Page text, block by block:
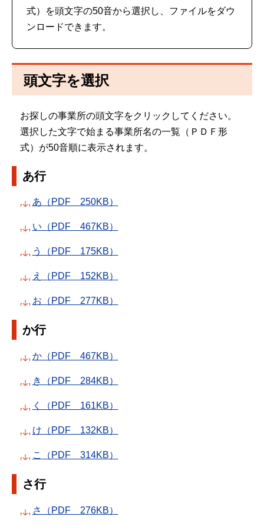
式）を頭文字の50音から選択し、ファイルをダウ
ンロードできます。
頭文字を選択
お探しの事業所の頭文字をクリックしてください。
選択した文字で始まる事業所名の一覧（ＰＤＦ形
式）が50音順に表示されます。
あ行
あ（PDF 250KB）
い（PDF 467KB）
う（PDF 175KB）
え（PDF 152KB）
お（PDF 277KB）
か行
か（PDF 467KB）
き（PDF 284KB）
く（PDF 161KB）
け（PDF 132KB）
こ（PDF 314KB）
さ行
さ（PDF 276KB）